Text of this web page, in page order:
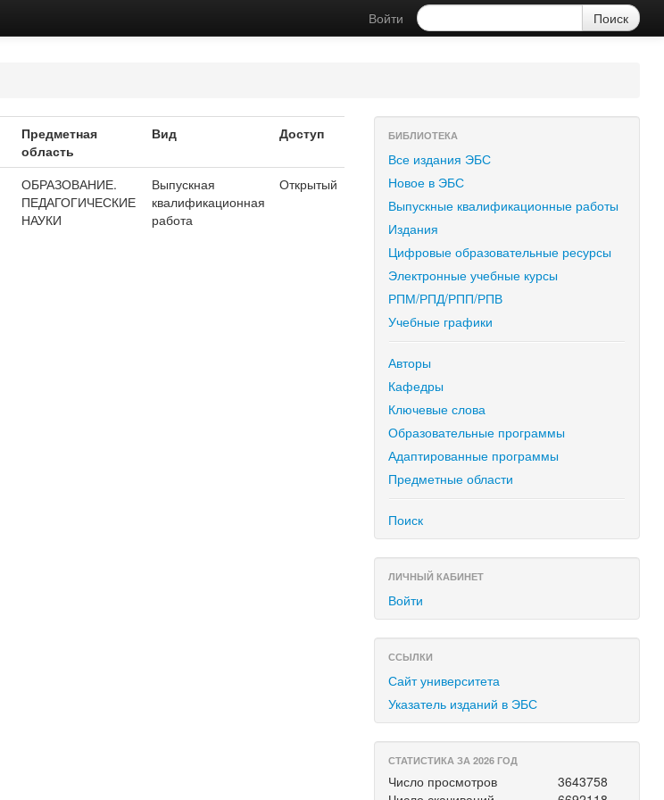
Войти
Предметная
область
Вид Доступ
ОБРАЗОВАНИЕ.
ПЕДАГОГИЧЕСКИЕ
НАУКИ
Выпускная
квалификационная
работа
Открытый
БИБЛИОТЕКА
Все издания ЭБС
Новое в ЭБС
Выпускные квалификационные работы
Издания
Цифровые образовательные ресурсы
Электронные учебные курсы
РПМ/РПД/РПП/РПВ
Учебные графики
Авторы
Кафедры
Ключевые слова
Образовательные программы
Адаптированные программы
Предметные области
Поиск
ЛИЧНЫЙ КАБИНЕТ
Войти
ССЫЛКИ
Сайт университета
Указатель изданий в ЭБС
СТАТИСТИКА ЗА 2026 ГОД
Число просмотров
3643758